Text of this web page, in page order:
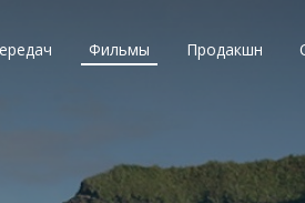
Фильмы Продакшн